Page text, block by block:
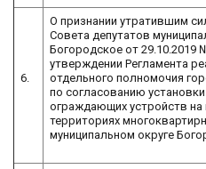
6.
О признании утратившим
Совета депутатов
Богородское от 29.10.2019
утверждении Регламента
отдельного полномочия
по согласованию установки
ограждающих устройств
территориях
муниципальном округе